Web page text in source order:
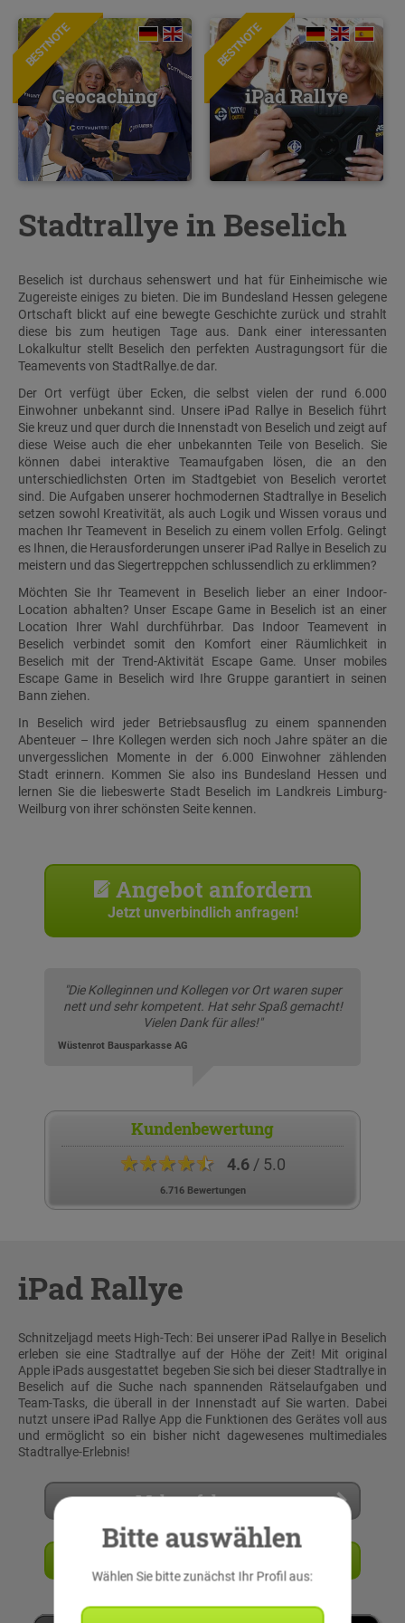
BESTNOTE
Geocaching
BESTNOTE
iPad Rallye
Stadtrallye in Beselich
Beselich ist durchaus sehenswert und hat für Einheimische wie
Zugereiste einiges zu bieten. Die im Bundesland Hessen gelegene
Ortschaft blickt auf eine bewegte Geschichte zurück und strahlt
diese bis zum heutigen Tage aus. Dank einer interessanten
Lokalkultur stellt Beselich den perfekten Austragungsort für die
Teamevents von StadtRallye.de dar.
Der Ort verfügt über Ecken, die selbst vielen der rund 6.000
Einwohner unbekannt sind. Unsere iPad Rallye in Beselich führt
Sie kreuz und quer durch die Innenstadt von Beselich und zeigt auf
diese Weise auch die eher unbekannten Teile von Beselich. Sie
können dabei interaktive Teamaufgaben lösen, die an den
unterschiedlichsten Orten im Stadtgebiet von Beselich verortet
sind. Die Aufgaben unserer hochmodernen Stadtrallye in Beselich
setzen sowohl Kreativität, als auch Logik und Wissen voraus und
machen Ihr Teamevent in Beselich zu einem vollen Erfolg. Gelingt
es Ihnen, die Herausforderungen unserer iPad Rallye in Beselich zu
meistern und das Siegertreppchen schlussendlich zu erklimmen?
Möchten Sie Ihr Teamevent in Beselich lieber an einer Indoor-
Location abhalten? Unser Escape Game in Beselich ist an einer
Location Ihrer Wahl durchführbar. Das Indoor Teamevent in
Beselich verbindet somit den Komfort einer Räumlichkeit in
Beselich mit der Trend-Aktivität Escape Game. Unser mobiles
Escape Game in Beselich wird Ihre Gruppe garantiert in seinen
Bann ziehen.
In Beselich wird jeder Betriebsausflug zu einem spannenden
Abenteuer – Ihre Kollegen werden sich noch Jahre später an die
unvergesslichen Momente in der 6.000 Einwohner zählenden
Stadt erinnern. Kommen Sie also ins Bundesland Hessen und
lernen Sie die liebeswerte Stadt Beselich im Landkreis Limburg-
Weilburg von ihrer schönsten Seite kennen.
Angebot anfordern
Jetzt unverbindlich anfragen!
"Die Kolleginnen und Kollegen vor Ort waren super
nett und sehr kompetent. Hat sehr Spaß gemacht!
Vielen Dank für alles!"
Wüstenrot Bausparkasse AG
Kundenbewertung
★★★★★ 4.6/ 5.0
6.716 Bewertungen
iPad Rallye
Schnitzeljagd meets High-Tech: Bei unserer iPad Rallye in Beselich
erleben sie eine Stadtrallye auf der Höhe der Zeit! Mit original
Apple iPads ausgestattet begeben Sie sich bei dieser Stadtrallye in
Beselich auf die Suche nach spannenden Rätselaufgaben und
Team-Tasks, die überall in der Innenstadt auf Sie warten. Dabei
nutzt unsere iPad Rallye App die Funktionen des Gerätes voll aus
und ermöglicht so ein bisher nicht dagewesenes multimediales
Stadtrallye-Erlebnis!
Mehr erfahren
Bitte auswählen
Wählen Sie bitte zunächst Ihr Profil aus: